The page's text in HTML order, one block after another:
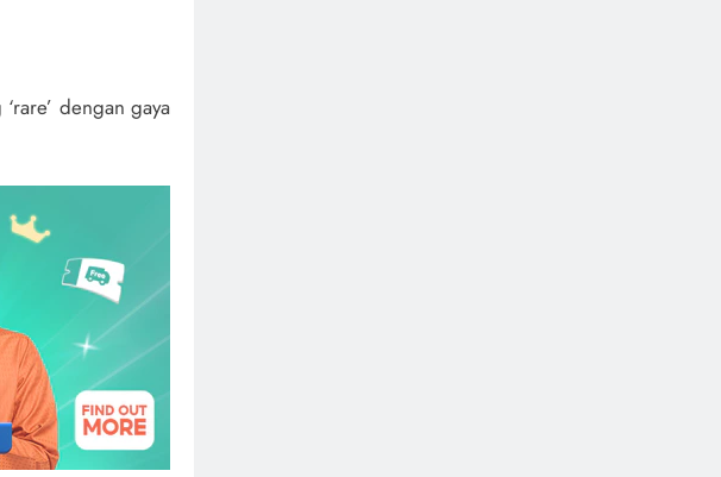
dengan gaya